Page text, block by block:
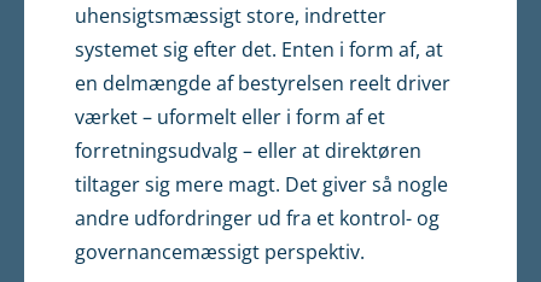
uhensigtsmæssigt store, indretter
systemet sig efter det. Enten i form af, at
en delmængde af bestyrelsen reelt driver
vær­ket – uformelt eller i form af et
forretningsudvalg – eller at direktøren
tiltager sig mere magt. Det giver så nogle
andre udfordringer ud fra et kontrol- og
governancemæssigt perspektiv.